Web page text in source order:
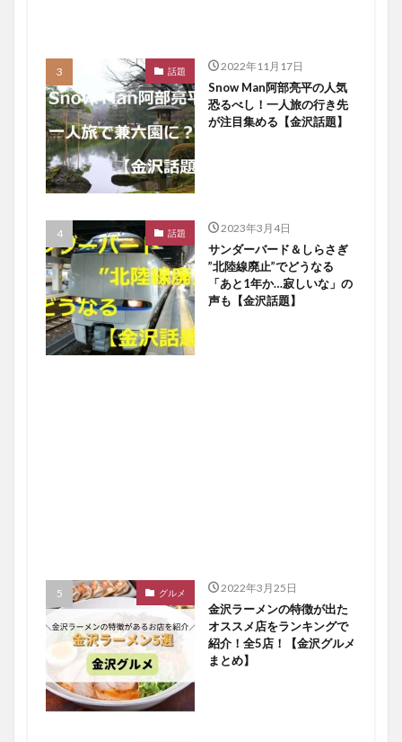
話題 2022年11月17日
Snow Man阿部亮平の人気
恐るべし！一人旅の行き先
が注目集める【金沢話題】
話題 2023年3月4日
サンダーバード＆しらさぎ
”北陸線廃止”でどうなる
「あと1年か…寂しいな」の
声も【金沢話題】
グルメ 2022年3月25日
金沢ラーメンの特徴が出た
オススメ店をランキングで
紹介！全5店！【金沢グルメ
まとめ】